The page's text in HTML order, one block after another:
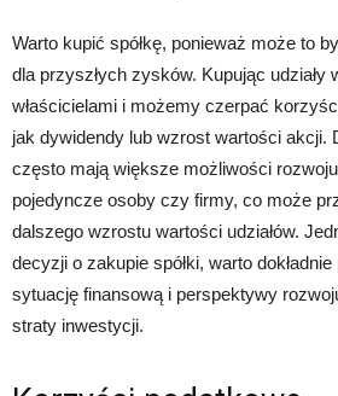
Warto kupić spółkę, ponieważ może to
dla przyszłych zysków. Kupując udziały
właścicielami i możemy czerpać
jak dywidendy lub wzrost wartości akcji.
często mają większe możliwości
pojedyncze osoby czy firmy, co może
dalszego wzrostu wartości udziałów.
decyzji o zakupie spółki, warto
sytuację finansową i perspektywy
straty inwestycji.